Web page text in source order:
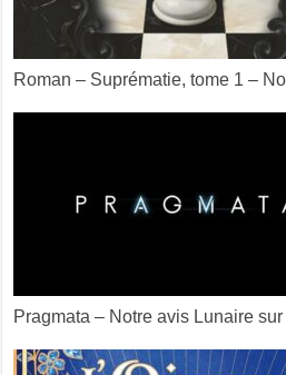
Roman – Suprématie, tome 1 –
Pragmata – Notre avis Lunaire